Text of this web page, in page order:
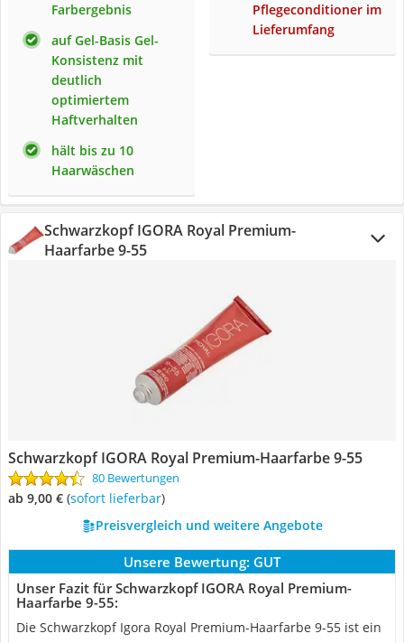
Farbergebnis
auf Gel-Basis Gel-
Konsistenz mit
deutlich
optimiertem
Haftverhalten
hält bis zu 10
Haarwäschen
Pflegeconditioner im
Lieferumfang
Schwarzkopf IGORA Royal Premium-
Haarfarbe 9-55
Schwarzkopf IGORA Royal Premium-Haarfarbe 9-55
80 Bewertungen
ab 9,00 € ( Sofort lieferbar)
Preisvergleich und weitere Angebote
Unsere Bewertung: GUT
Unser Fazit für Schwarzkopf IGORA Royal Premium-
Haarfarbe 9-55:
Die Schwarzkopf Igora Royal Premium-Haarfarbe 9-55 ist ein